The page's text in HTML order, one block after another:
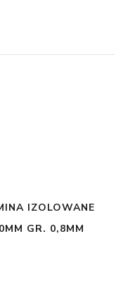
IZOLOWANE
GR. 0,8MM